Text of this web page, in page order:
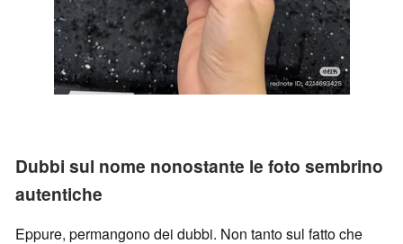
Dubbi sul nome nonostante le foto sembrino
autentiche
Eppure, permangono dei dubbi. Non tanto sul fatto che